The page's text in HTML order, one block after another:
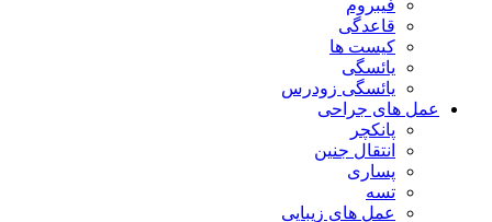
فیبروم
قاعدگی
کیست ها
یائسگی
یائسگی زودرس
عمل های جراحی
پانکچر
انتقال جنین
پساری
تسه
عمل های زیبایی